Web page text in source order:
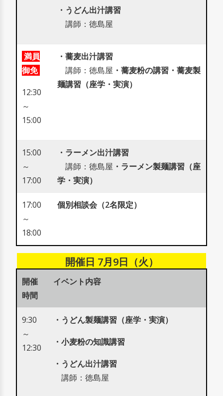
・うどん出汁講習
講師：徳島屋
満員
御免
12:30
～
15:00
・蕎麦出汁講習
講師：徳島屋 ・蕎麦粉の講習 ・蕎麦製
麺講習（座学・実演）
15:00
～
17:00
・ラーメン出汁講習
講師：徳島屋 ・ラーメン製麺講習（座
学・実演）
17:00
～
18:00
個別相談会（2名限定）
開催日 7月9日（火）
開催
時間
イベント内容
9:30
～
12:30
・うどん製麺講習（座学・実演）
・小麦粉の知識講習
・うどん出汁講習
講師：徳島屋